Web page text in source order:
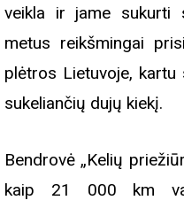
veikla ir jame sukurti
metus reikšmingai
plėtros Lietuvoje,
sukeliančių dujų kiekį.
Bendrovė „Kelių
kaip 21 000 km